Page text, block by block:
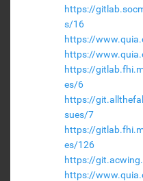
https://
s/16
https://
https://
https://
es/6
https://
sues/7
https://
es/126
https://
https://